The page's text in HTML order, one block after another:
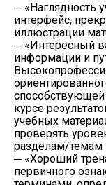
─ «Наглядность
интерфейс,
иллюстрации
─ «Интересный
информации и
курсе
учебных
проверять
разделам/темам
─ «Хороший
первичного